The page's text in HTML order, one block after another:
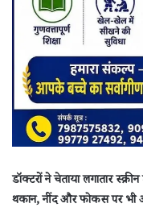
डॉक्टरों ने चेताया लगातार
थकान, नींद और फोकस पर भी